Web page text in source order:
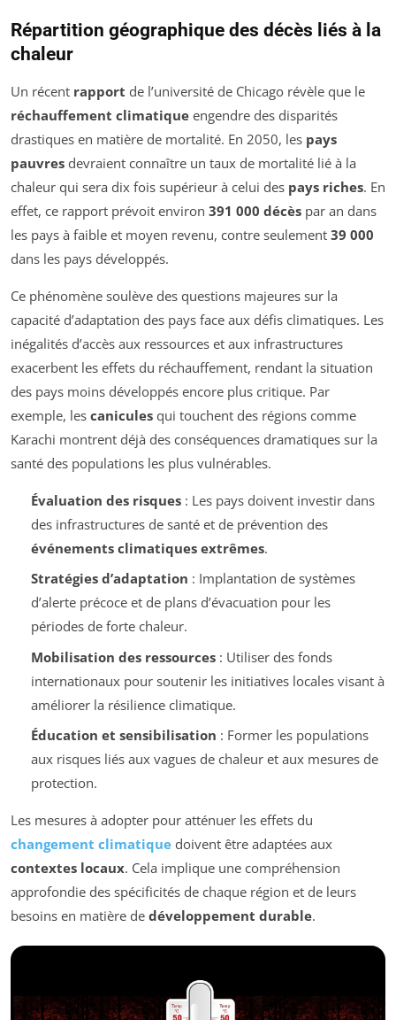
Répartition géographique des décès liés à la
chaleur
Un récent rapport de l’université de Chicago révèle que le
réchauffement climatique engendre des disparités
drastiques en matière de mortalité. En 2050, les pays
pauvres devraient connaître un taux de mortalité lié à la
chaleur qui sera dix fois supérieur à celui des pays riches. En
effet, ce rapport prévoit environ 391 000 décès par an dans
les pays à faible et moyen revenu, contre seulement 39 000
dans les pays développés.
Ce phénomène soulève des questions majeures sur la
capacité d’adaptation des pays face aux défis climatiques. Les
inégalités d’accès aux ressources et aux infrastructures
exacerbent les effets du réchauffement, rendant la situation
des pays moins développés encore plus critique. Par
exemple, les canicules qui touchent des régions comme
Karachi montrent déjà des conséquences dramatiques sur la
santé des populations les plus vulnérables.
Évaluation des risques: Les pays doivent investir dans
des infrastructures de santé et de prévention des
événements climatiques extrêmes.
Stratégies d’adaptation : Implantation de systèmes
d’alerte précoce et de plans d’évacuation pour les
périodes de forte chaleur.
Mobilisation des ressources: Utiliser des fonds
internationaux pour soutenir les initiatives locales visant à
améliorer la résilience climatique.
Éducation et sensibilisation : Former les populations
aux risques liés aux vagues de chaleur et aux mesures de
protection.
Les mesures à adopter pour atténuer les effets du
changement climatique doivent être adaptées aux
contextes locaux. Cela implique une compréhension
approfondie des spécificités de chaque région et de leurs
besoins en matière de développement durable.